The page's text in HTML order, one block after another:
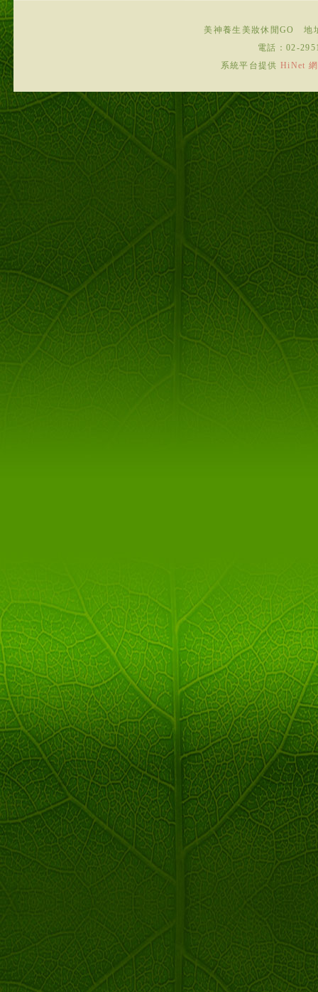
美神養生美妝休閒GO
地
電話： 02-
系統平台提供HiNet